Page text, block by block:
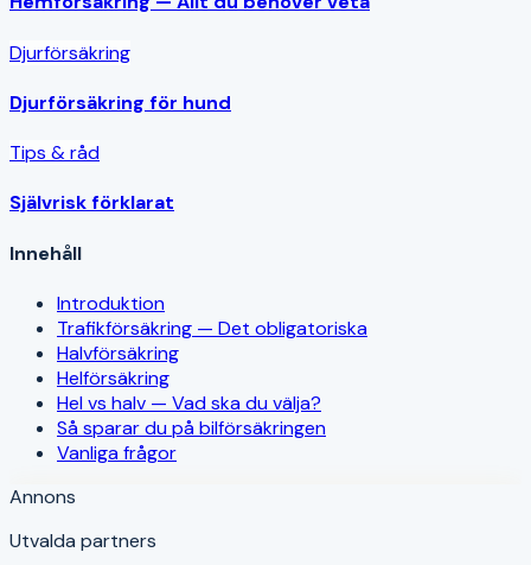
Djurförsäkring
Djurförsäkring för hund
Tips & råd
Självrisk förklarat
Innehåll
Introduktion
Trafikförsäkring — Det obligatoriska
Halvförsäkring
Helförsäkring
Hel vs halv — Vad ska du välja?
Så sparar du på bilförsäkringen
Vanliga frågor
Annons
Utvalda partners